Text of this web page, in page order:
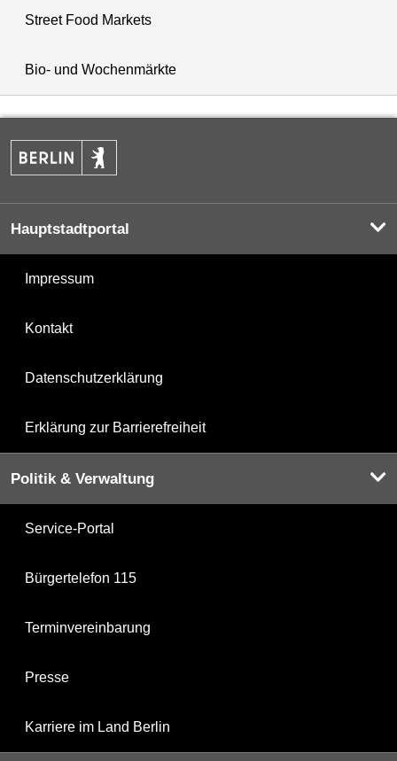
Street Food Markets
Bio- und Wochenmärkte
Hauptstadtportal
Impressum
Kontakt
Datenschutzerklärung
Erklärung zur Barrierefreiheit
Politik & Verwaltung
Service-Portal
Bürgertelefon 115
Terminvereinbarung
Presse
Karriere im Land Berlin